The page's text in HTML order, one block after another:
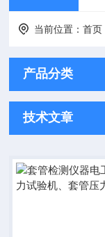
当前位置：首页
产品分类
技术文章